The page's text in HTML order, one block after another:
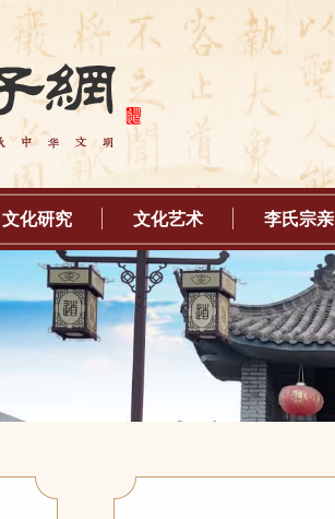
文化研究 文化艺术 李氏宗亲